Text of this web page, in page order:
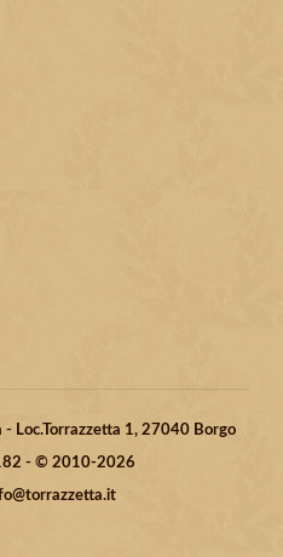
Loc.Torrazzetta 1, 27040 Borgo
- © 2010-2026